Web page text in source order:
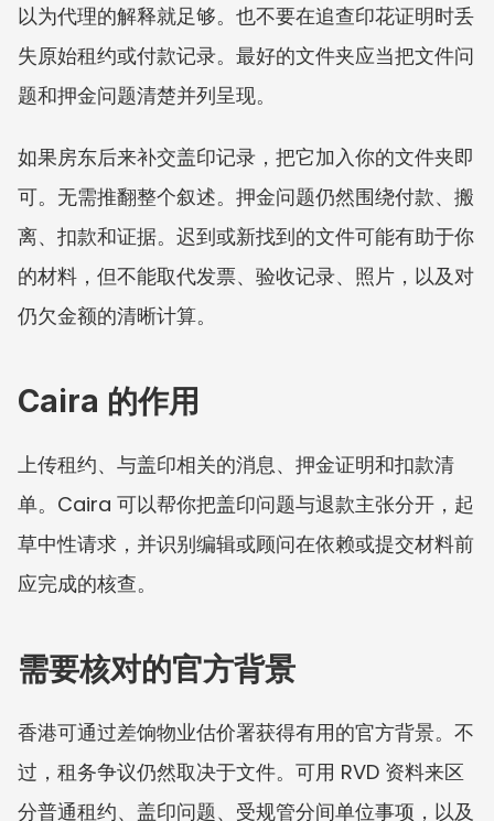
以为代理的解释就足够。也不要在追查印花证明时丢
失原始租约或付款记录。最好的文件夹应当把文件问
题和押金问题清楚并列呈现。
如果房东后来补交盖印记录，把它加入你的文件夹即
可。无需推翻整个叙述。押金问题仍然围绕付款、搬
离、扣款和证据。迟到或新找到的文件可能有助于你
的材料，但不能取代发票、验收记录、照片，以及对
仍欠金额的清晰计算。
Caira 的作用
上传租约、与盖印相关的消息、押金证明和扣款清
单。Caira 可以帮你把盖印问题与退款主张分开，起
草中性请求，并识别编辑或顾问在依赖或提交材料前
应完成的核查。
需要核对的官方背景
香港可通过差饷物业估价署获得有用的官方背景。不
过，租务争议仍然取决于文件。可用 RVD 资料来区
分普通租约、盖印问题、受规管分间单位事项，以及